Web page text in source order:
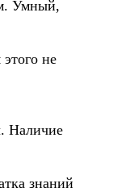
Умный,
не
Наличие
знаний